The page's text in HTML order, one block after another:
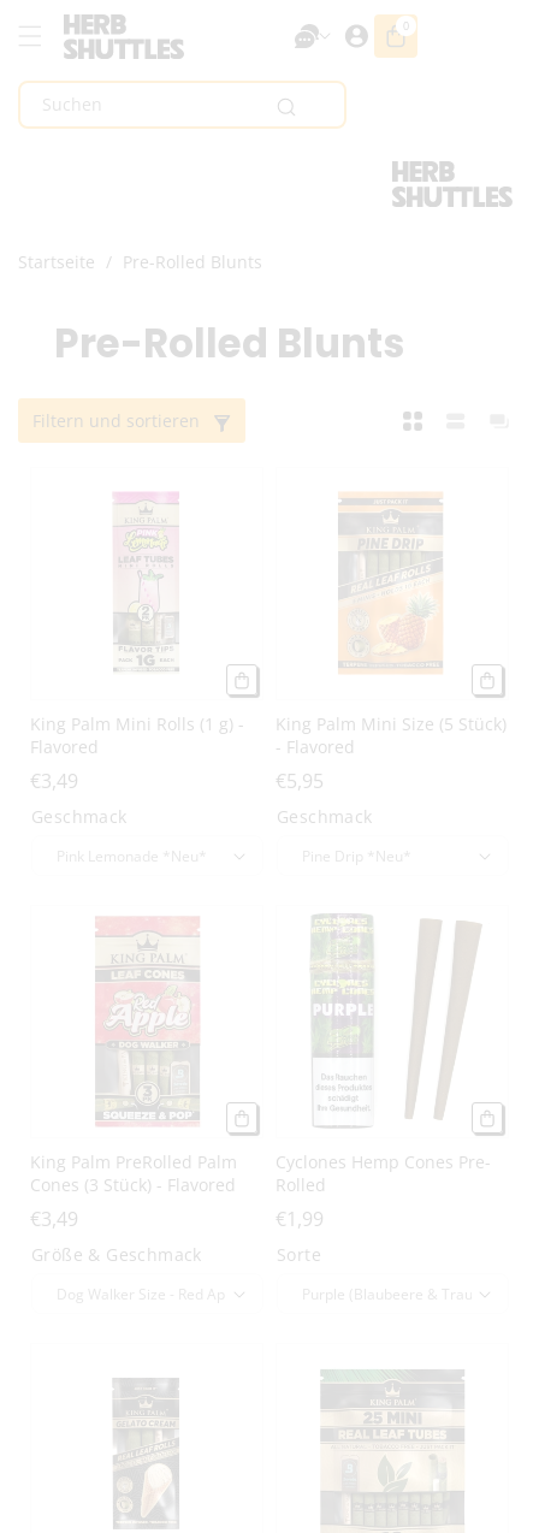
Springen
Suchen
0
0
Artikel
Startseite / Pre-Rolled Blunts
K
a
t
e
:
Pre-Rolled Blunts
Filtern und sortieren
King Palm Mini Rolls (1 g) -
Flavored
€3,49
Geschmack
King Palm Mini Size (5 Stück)
- Flavored
€5,95
Geschmack
King Palm PreRolled Palm
Cones (3 Stück) - Flavored
€3,49
Größe & Geschmack
Cyclones Hemp Cones Pre-
Rolled
€1,99
Sorte